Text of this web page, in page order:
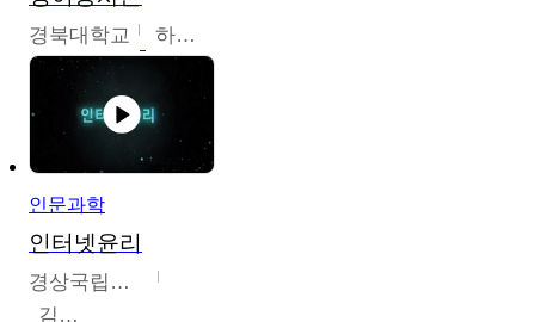
경북대학교 하승완
인문과학
인터넷윤리
경상국립대학교
김대군